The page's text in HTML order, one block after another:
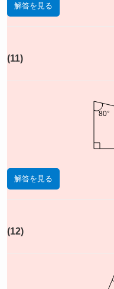
解答を見る
(11)
80°
解答を見る
(12)